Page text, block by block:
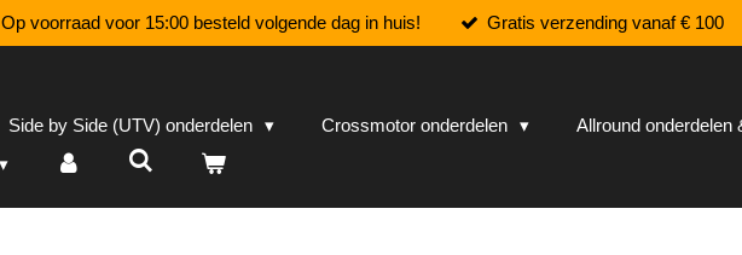
Op voorraad voor 15:00 besteld volgende dag in huis! Gratis verzending vanaf € 100
Side by Side (UTV) onderdelen Crossmotor onderdelen
Allround